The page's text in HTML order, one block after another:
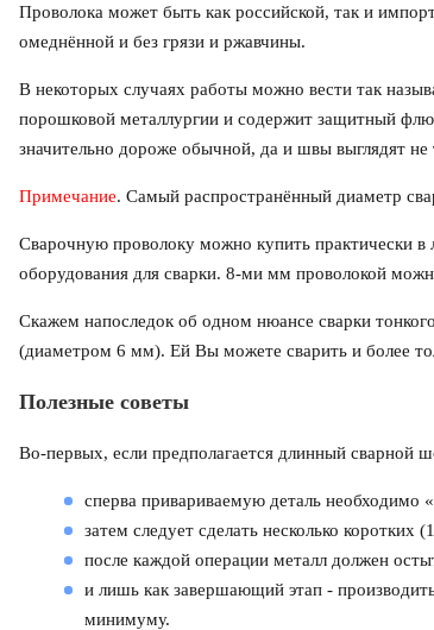
Проволока может быть как российской, так и
омеднённой и без грязи и ржавчины.
В некоторых случаях работы можно вести так
порошковой металлургии и содержит защитный
значительно дороже обычной, да и швы выглядят не
Примечание. Самый распространённый диаметр
Сварочную проволоку можно купить практически в
оборудования для сварки. 8-ми мм проволокой
Скажем напоследок об одном нюансе сварки
(диаметром 6 мм). Ей Вы можете сварить и более
Полезные советы
Во-первых, если предполагается длинный сварной
сперва привариваемую деталь необходимо
затем следует сделать несколько
после каждой операции металл должен
и лишь как завершающий этап -
минимуму.